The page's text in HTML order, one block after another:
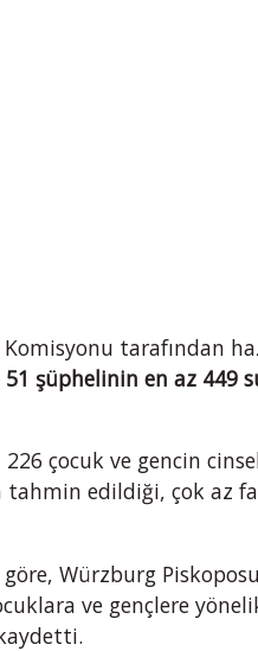
Komisyonu tarafından
şüphelinin en az 449
çocuk ve gencin
tahmin edildiği, çok az
Würzburg
ve gençlere